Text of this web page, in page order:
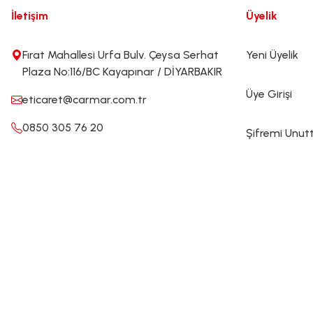
İletişim
Fırat Mahallesi Urfa Bulv. Çeysa Serhat
Plaza No:116/BC Kayapınar / DİYARBAKIR
eticaret@carmar.com.tr
0850 305 76 20
Üyelik
Yeni Üyelik
Üye Girişi
Şifremi